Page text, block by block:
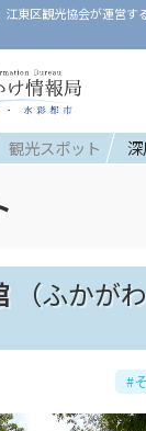
江東区観光協会が運営す
観光スポット
（ふかが
#